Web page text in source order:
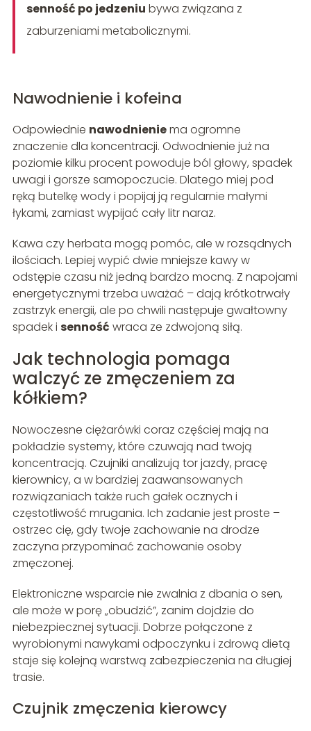
senność po jedzeniu bywa związana z
zaburzeniami metabolicznymi.
Nawodnienie i kofeina
Odpowiednie nawodnieniema ogromne
znaczenie dla koncentracji. Odwodnienie już na
poziomie kilku procent powoduje ból głowy, spadek
uwagi i gorsze samopoczucie. Dlatego miej pod
ręką butelkę wody i popijaj ją regularnie małymi
łykami, zamiast wypijać cały litr naraz.
Kawa czy herbata mogą pomóc, ale w rozsądnych
ilościach. Lepiej wypić dwie mniejsze kawy w
odstępie czasu niż jedną bardzo mocną. Z napojami
energetycznymi trzeba uważać – dają krótkotrwały
zastrzyk energii, ale po chwili następuje gwałtowny
spadek i senność wraca ze zdwojoną siłą.
Jak technologia pomaga
walczyć ze zmęczeniem za
kółkiem?
Nowoczesne ciężarówki coraz częściej mają na
pokładzie systemy, które czuwają nad twoją
koncentracją. Czujniki analizują tor jazdy, pracę
kierownicy, a w bardziej zaawansowanych
rozwiązaniach także ruch gałek ocznych i
częstotliwość mrugania. Ich zadanie jest proste –
ostrzec cię, gdy twoje zachowanie na drodze
zaczyna przypominać zachowanie osoby
zmęczonej.
Elektroniczne wsparcie nie zwalnia z dbania o sen,
ale może w porę „obudzić”, zanim dojdzie do
niebezpiecznej sytuacji. Dobrze połączone z
wyrobionymi nawykami odpoczynku i zdrową dietą
staje się kolejną warstwą zabezpieczenia na długiej
trasie.
Czujnik zmęczenia kierowcy